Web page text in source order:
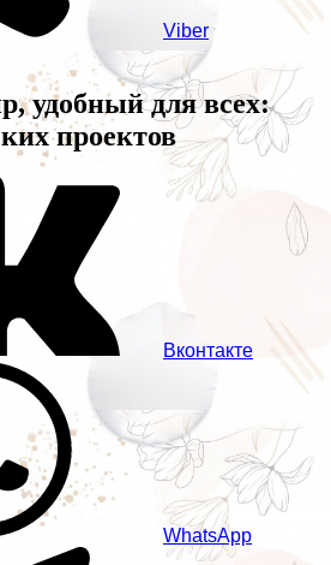
Viber
удобный для всех:
проектов
Вконтакте
WhatsApp